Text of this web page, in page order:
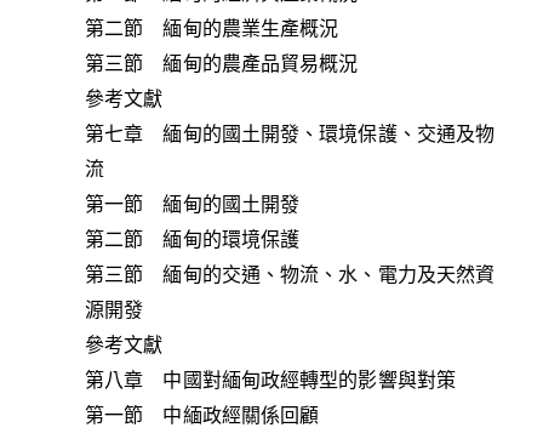
第二節 緬甸的農業生產概況
第三節 緬甸的農產品貿易概況
參考文獻
第七章 緬甸的國土開發、環境保護、交通及物
流
第一節 緬甸的國土開發
第二節 緬甸的環境保護
第三節 緬甸的交通、物流、水、電力及天然資
源開發
參考文獻
第八章 中國對緬甸政經轉型的影響與對策
第一節 中緬政經關係回顧